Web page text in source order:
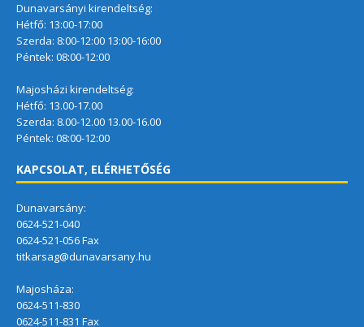
Dunavarsányi kirendeltség:
Hétfő: 13:00-17:00
Szerda: 8:00-12:00 13:00-16:00
Péntek: 08:00-12:00
Majosházi kirendeltség:
Hétfő: 13.00-17.00
Szerda: 8.00-12.00 13.00-16.00
Péntek: 08:00-12:00
KAPCSOLAT, ELÉRHETŐSÉG
Dunavarsány:
0624-521-040
0624-521-056 Fax
titkarsag@dunavarsany.hu
Majosháza:
0624-511-830
0624-511-831 Fax